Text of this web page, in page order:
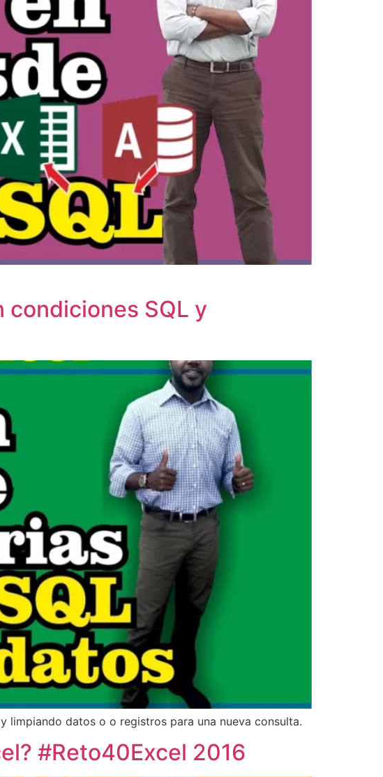
condiciones SQL y
limpiando datos o o registros para una nueva consulta.
#Reto40Excel 2016